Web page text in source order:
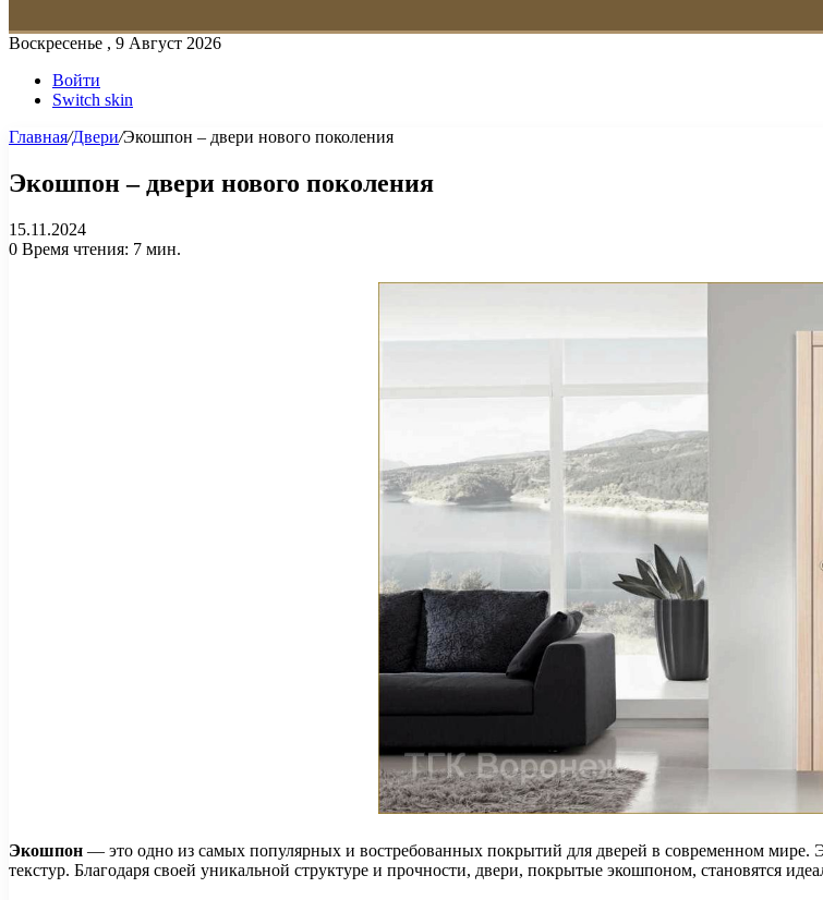
Воскресенье , 9 Август 2026
Войти
Switch skin
Главная/Двери/Экошпон – двери нового поколения
Экошпон – двери нового поколения
15.11.2024
0 Время чтения: 7 мин.
Экошпон — это одно из самых популярных и востребованных покрытий для дверей в современном мире.
текстур. Благодаря своей уникальной структуре и прочности, двери, покрытые экошпоном, становятся